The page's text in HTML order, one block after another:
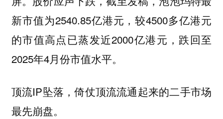
新市值为2540.85亿港元，较4500多亿港元
的市值高点已蒸发近2000亿港元，跌回至
2025年4月份市值水平。
顶流IP坠落，倚仗顶流流通起来的二手市场
最先崩盘。